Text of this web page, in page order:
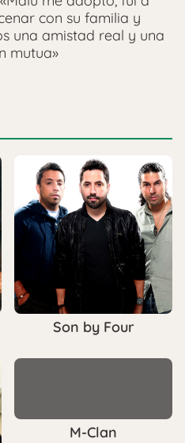
con su familia y
una amistad real y una
mutua»
Son by Four
M-Clan